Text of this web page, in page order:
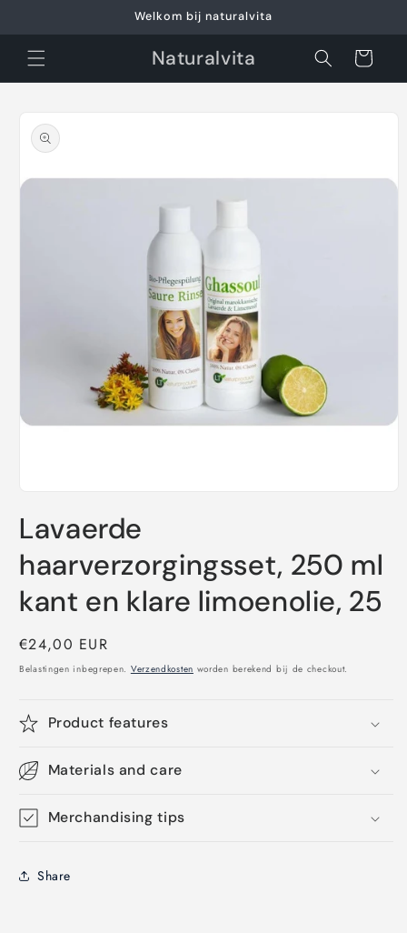
content
Welkom bij naturalvita
Naturalvita Winkelwagen
direct naar
openen
in
modaal
Lavaerde
haarverzorgingsset, 250 ml
kant en klare limoenolie, 25
Normale
prijs
€24,00 EUR
Belastingen inbegrepen. Verzendkosten worden berekend bij de checkout.
Product features
Materials and care
Merchandising tips
Share